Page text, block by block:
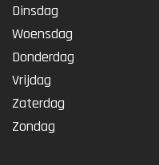
Dinsdag
Woensdag
Donderdag
Vrijdag
Zaterdag
Zondag